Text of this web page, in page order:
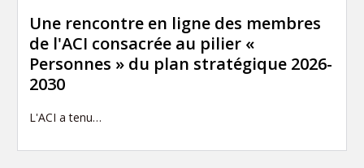
Une rencontre en ligne des membres
de l'ACI consacrée au pilier «
Personnes » du plan stratégique 2026-
2030
L'ACI a tenu…